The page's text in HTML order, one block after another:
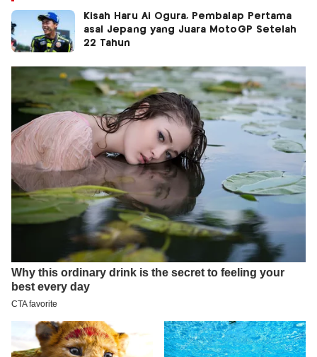
Kisah Haru Ai Ogura, Pembalap Pertama
asal Jepang yang Juara MotoGP Setelah
22 Tahun